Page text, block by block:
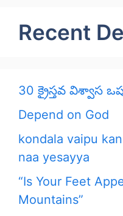
Recent
30 క్రైస్తవ విశ్వాస
Depend on God
kondala vaipu
naa yesayya
“Is Your Feet
Mountains”